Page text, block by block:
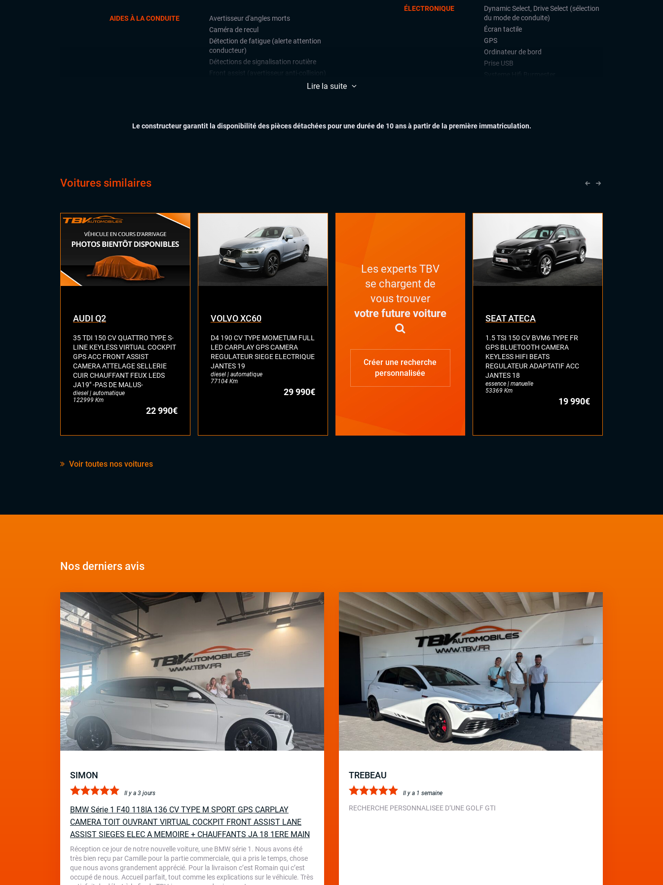
AIDES À LA CONDUITE
Avertisseur d'angles morts
Caméra de recul
Détection de fatigue (alerte attention
conducteur)
Détections de signalisation routière
Front assist (avertisseur anti-collision)
Régulateur de vitesse
Volant multifonctions
ÉLECTRONIQUE
Dynamic Select, Drive Select (sélection
du mode de conduite)
Écran tactile
GPS
Ordinateur de bord
Prise USB
Systeme Hifi Burmester
Jantes alu
Lire la suite
Le constructeur garantit la disponibilité des pièces détachées pour une durée de 10 ans à partir de la première immatriculation.
Voitures similaires
AUDI Q2
35 TDI 150 CV QUATTRO TYPE S-
LINE KEYLESS VIRTUAL COCKPIT
GPS ACC FRONT ASSIST
CAMERA ATTELAGE SELLERIE
CUIR CHAUFFANT FEUX LEDS
JA19" -PAS DE MALUS-
diesel | automatique
122999 Km
22 990€
VOLVO XC60
D4 190 CV TYPE MOMETUM FULL
LED CARPLAY GPS CAMERA
REGULATEUR SIEGE ELECTRIQUE
JANTES 19
diesel | automatique
77104 Km
29 990€
Les experts TBV
se chargent de
vous trouver
votre future voiture
Créer une recherche
personnalisée
SEAT ATECA
1.5 TSI 150 CV BVM6 TYPE FR
GPS BLUETOOTH CAMERA
KEYLESS HIFI BEATS
REGULATEUR ADAPTATIF ACC
JANTES 18
essence | manuelle
53369 Km
19 990€
Voir toutes nos voitures
Nos derniers avis
SIMON
Il y a 3 jours
BMW Série 1 F40 118IA 136 CV TYPE M SPORT GPS CARPLAY
CAMERA TOIT OUVRANT VIRTUAL COCKPIT FRONT ASSIST LANE
ASSIST SIEGES ELEC A MEMOIRE + CHAUFFANTS JA 18 1ERE MAIN
Réception ce jour de notre nouvelle voiture, une BMW série 1. Nous avons été
très bien reçu par Camille pour la partie commerciale, qui a pris le temps, chose
que nous avons grandement apprécié. Pour la livraison c’est Romain qui c’est
occupé de nous. Accueil parfait, tout comme les explications sur le véhicule. Très
TREBEAU
Il y a 1 semaine
RECHERCHE PERSONNALISEE D’UNE GOLF GTI